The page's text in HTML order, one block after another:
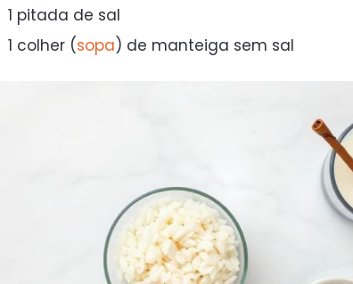
1 pitada de sal
1 colher (sopa) de manteiga sem sal